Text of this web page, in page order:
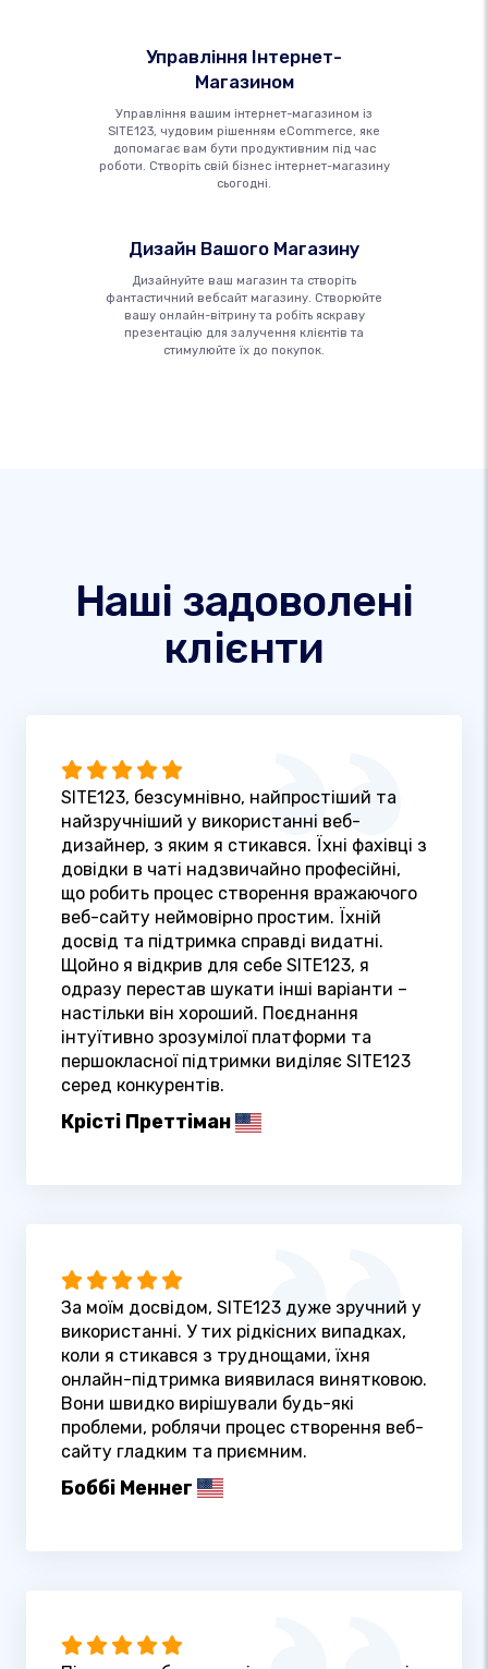
Управління Інтернет-
Магазином
Управління вашим інтернет-магазином із
SITE123, чудовим рішенням eCommerce, яке
допомагає вам бути продуктивним під час
роботи. Створіть свій бізнес інтернет-магазину
сьогодні.
Дизайн Вашого Магазину
Дизайнуйте ваш магазин та створіть
фантастичний вебсайт магазину. Створюйте
вашу онлайн-вітрину та робіть яскраву
презентацію для залучення клієнтів та
стимулюйте їх до покупок.
Наші задоволені
клієнти
SITE123, безсумнівно, найпростіший та
найзручніший у використанні веб-
дизайнер, з яким я стикався. Їхні фахівці з
довідки в чаті надзвичайно професійні,
що робить процес створення вражаючого
веб-сайту неймовірно простим. Їхній
досвід та підтримка справді видатні.
Щойно я відкрив для себе SITE123, я
одразу перестав шукати інші варіанти –
настільки він хороший. Поєднання
інтуїтивно зрозумілої платформи та
першокласної підтримки виділяє SITE123
серед конкурентів.
Крісті Преттіман
За моїм досвідом, SITE123 дуже зручний у
використанні. У тих рідкісних випадках,
коли я стикався з труднощами, їхня
онлайн-підтримка виявилася винятковою.
Вони швидко вирішували будь-які
проблеми, роблячи процес створення веб-
сайту гладким та приємним.
Боббі Меннег